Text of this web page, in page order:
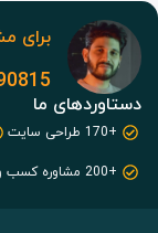
برای
دستاوردهای ما
+170 طراحی سایت
+200 مشاوره کسب و کار